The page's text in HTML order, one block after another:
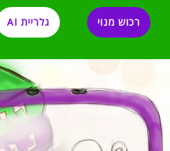
רכוש מנוי גלריית AI